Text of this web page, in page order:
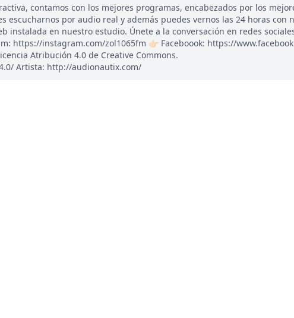
contamos con los mejores programas, encabezados por los
escucharnos por audio real y además puedes vernos las 24 horas con
en nuestro estudio. Únete a la conversación en redes sociales:
https://instagram.com/zol1065fm 👉🏻 Faceboook: https://
Atribución 4.0 de Creative Commons.
Artista: http://audionautix.com/